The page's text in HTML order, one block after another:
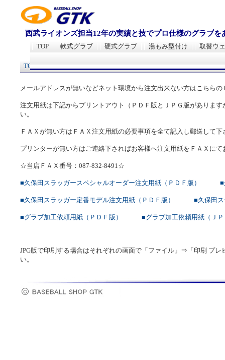
西武ライオンズ担当12年の実績と技でプロ仕様のグラブを
TOP
メールアドレスが無いなどネット環境から注文出来ない方はこちら
注文用紙は下記からプリントアウト（ＰＤＦ版とＪＰＧ版がありま
い。
ＦＡＸが無い方はＦＡＸ注文用紙の必要事項を全て記入し郵送して下
プリンターが無い方はご連絡下さればお客様へ注文用紙をＦＡＸにて
☆当店ＦＡＸ番号：087-832-8491☆
■久保田スラッガースペシャルオーダー注文用紙（ＰＤＦ版） ■
■久保田スラッガー定番モデル注文用紙（ＰＤＦ版） ■久保田
■グラブ加工依頼用紙（ＰＤＦ版） ■グラブ加工依頼用紙（Ｊ
JPG版で印刷する場合はそれぞれの画面で「ファイル」⇒「印刷 プ
い。
TOP 軟式グラブ 硬式グラブ 湯もみ型付け 取替ウ